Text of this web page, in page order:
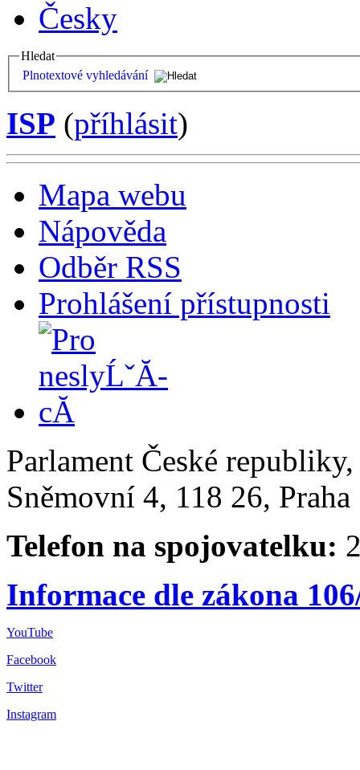
Česky
Hledat
Plnotextové vyhledávání
ISP (příhlásit)
Mapa webu
Nápověda
Odběr RSS
Prohlášení přístupnosti
Parlament České
Sněmovní 4, 118 26,
Telefon na spojovatelku:
Informace dle zákona
YouTube
Facebook
Twitter
Instagram